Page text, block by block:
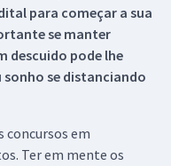
para começar a sua
se manter
descuido pode lhe
sonho se distanciando
concursos em
Ter em mente os